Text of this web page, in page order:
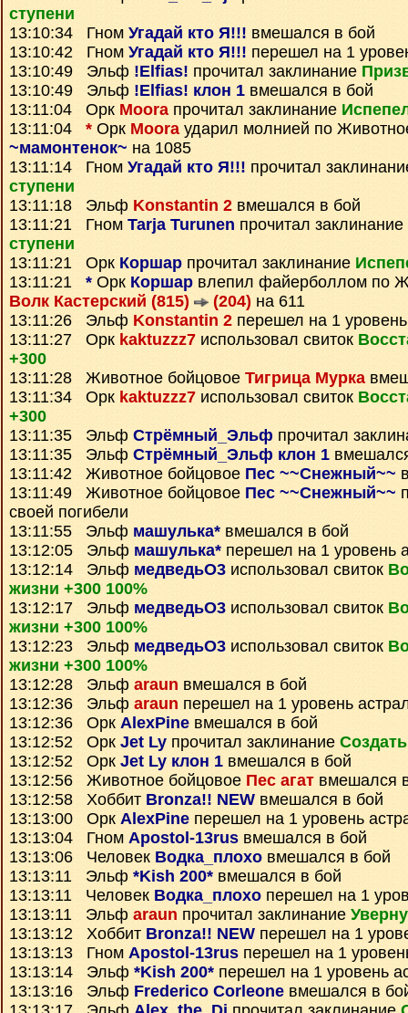
ступени
13:10:34 Гном Угадай кто Я!!! вмешался в бой
13:10:42 Гном Угадай кто Я!!! перешел на 1
13:10:49 Эльф !Elfias! прочитал заклинание
13:10:49 Эльф !Elfias! клон 1 вмешался в бой
13:11:04 Орк Mooraпрочитал заклинание
13:11:04 * Орк Mooraударил молнией по
~мамонтенок~ на 1085
13:11:14 Гном Угадай кто Я!!! прочитал
ступени
13:11:18 Эльф Konstantin 2 вмешался в бой
13:11:21 Гном Tarja Turunen прочитал заклинание
ступени
13:11:21 Орк Коршар прочитал заклинание
13:11:21 * Орк Коршар влепил файерболлом по
Волк Кастерский (815)
(204) на 611
13:11:26 Эльф Konstantin 2 перешел на 1
13:11:27 Орк kaktuzzz7 использовал свиток
+300
13:11:28 Животное бойцовое Тигрица Мурка
13:11:34 Орк kaktuzzz7 использовал свиток
+300
13:11:35 Эльф Стрёмный_Эльф прочитал
13:11:35 Эльф Стрёмный_Эльф клон 1
13:11:42 Животное бойцовое Пес ~~Снежный~~
13:11:49 Животное бойцовое Пес ~~Снежный~~
своей погибели
13:11:55 Эльф машулька* вмешался в бой
13:12:05 Эльф машулька* перешел на 1 уровень
13:12:14 Эльф медведьО3 использовал свиток
жизни +300 100%
13:12:17 Эльф медведьО3 использовал свиток
жизни +300 100%
13:12:23 Эльф медведьО3 использовал свиток
жизни +300 100%
13:12:28 Эльф araun вмешался в бой
13:12:36 Эльф araun перешел на 1 уровень
13:12:36 Орк AlexPine вмешался в бой
13:12:52 Орк Jet Ly прочитал заклинание
13:12:52 Орк Jet Ly клон 1 вмешался в бой
13:12:56 Животное бойцовое Пес агат вмешался
13:12:58 Хоббит Bronza!! NEW вмешался в бой
13:13:00 Орк AlexPine перешел на 1 уровень
13:13:04 Гном Apostol-13rus вмешался в бой
13:13:06 Человек Водка_плохо вмешался в бой
13:13:11 Эльф *Kish 200* вмешался в бой
13:13:11 Человек Водка_плохо перешел на 1
13:13:11 Эльф araun прочитал заклинание
13:13:12 Хоббит Bronza!! NEW перешел на 1
13:13:13 Гном Apostol-13rus перешел на 1
13:13:14 Эльф *Kish 200* перешел на 1 уровень
13:13:16 Эльф Frederico Corleone вмешался в